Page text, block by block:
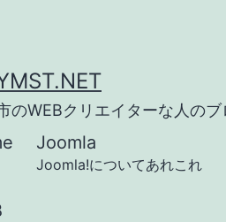
のWEBクリエイターな人のブ
Joomla
Joomla!についてあれこれ